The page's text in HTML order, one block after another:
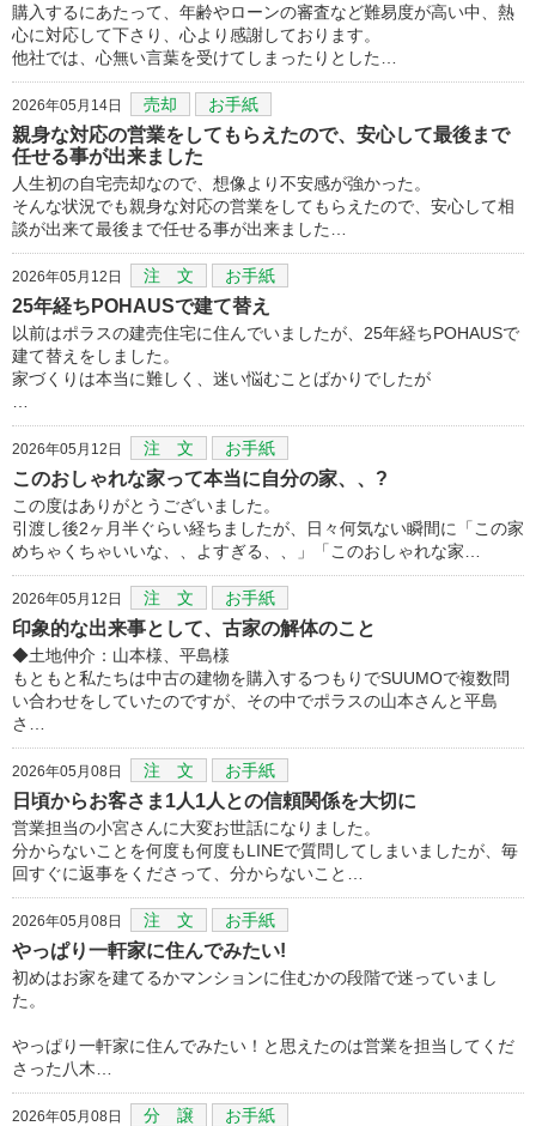
購入するにあたって、年齢やローンの審査など難易度が高い中、熱
心に対応して下さり、心より感謝しております。
他社では、心無い言葉を受けてしまったりとした…
2026年05月14日 売却 お手紙
親身な対応の営業をしてもらえたので、安心して最後まで
任せる事が出来ました
人生初の自宅売却なので、想像より不安感が強かった。
そんな状況でも親身な対応の営業をしてもらえたので、安心して相
談が出来て最後まで任せる事が出来ました…
2026年05月12日 注 文 お手紙
25年経ちPOHAUSで建て替え
以前はポラスの建売住宅に住んでいましたが、25年経ちPOHAUSで
建て替えをしました。
家づくりは本当に難しく、迷い悩むことばかりでしたが
2026年05月12日 注 文 お手紙
このおしゃれな家って本当に自分の家、、?
この度はありがとうございました。
引渡し後2ヶ月半ぐらい経ちましたが、日々何気ない瞬間に「この家
めちゃくちゃいいな、、よすぎる、、」「このおしゃれな家…
2026年05月12日 注 文 お手紙
印象的な出来事として、古家の解体のこと
◆土地仲介：山本様、平島様
もともと私たちは中古の建物を購入するつもりでSUUMOで複数問
い合わせをしていたのですが、その中でポラスの山本さんと平島
さ…
2026年05月08日 注 文 お手紙
日頃からお客さま1人1人との信頼関係を大切に
営業担当の小宮さんに大変お世話になりました。
分からないことを何度も何度もLINEで質問してしまいましたが、毎
回すぐに返事をくださって、分からないこと…
2026年05月08日 注 文 お手紙
やっぱり一軒家に住んでみたい!
初めはお家を建てるかマンションに住むかの段階で迷っていまし
た。
やっぱり一軒家に住んでみたい！と思えたのは営業を担当してくだ
さった八木…
2026年05月08日 分 譲 お手紙